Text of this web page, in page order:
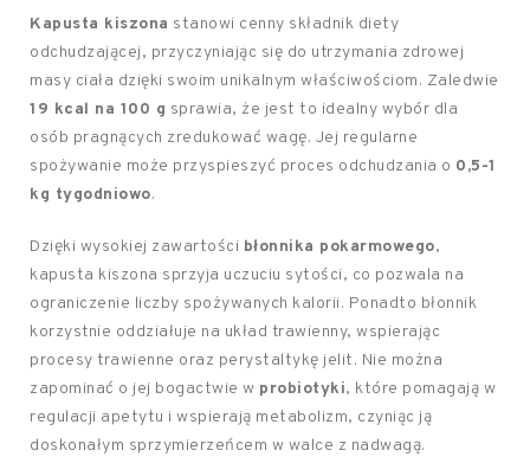
Kapusta kiszona stanowi cenny składnik diety
odchudzającej, przyczyniając się do utrzymania zdrowej
masy ciała dzięki swoim unikalnym właściwościom. Zaledwie
19 kcal na 100 g sprawia, że jest to idealny wybór dla
osób pragnących zredukować wagę. Jej regularne
spożywanie może przyspieszyć proces odchudzania o 0,5-1
kg tygodniowo.
Dzięki wysokiej zawartości błonnika pokarmowego,
kapusta kiszona sprzyja uczuciu sytości, co pozwala na
ograniczenie liczby spożywanych kalorii. Ponadto błonnik
korzystnie oddziałuje na układ trawienny, wspierając
procesy trawienne oraz perystaltykę jelit. Nie można
zapominać o jej bogactwie w probiotyki, które pomagają w
regulacji apetytu i wspierają metabolizm, czyniąc ją
doskonałym sprzymierzeńcem w walce z nadwagą.